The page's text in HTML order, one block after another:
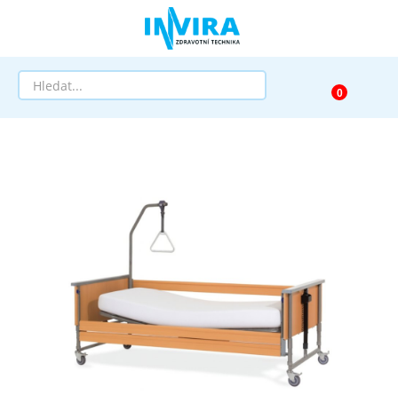
Pomůcky dle zaměření
Výprodej
AKCE a SLEVY